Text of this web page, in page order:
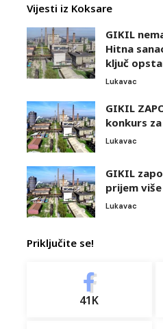
Vijesti iz Koksare
GIKIL
Hitna
ključ
Lukavac
GIKIL
konkurs
Lukavac
GIKIL
prijem
Lukavac
Priključite se!
41K